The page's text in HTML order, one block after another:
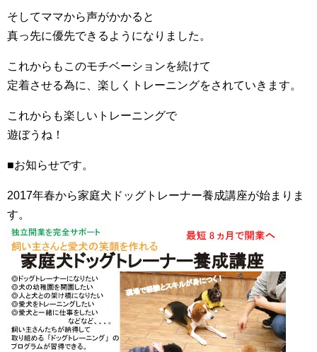
そしてママから声がかかると
真っ先に優先できるようになりました。
これからもこのモチベーションを続けて
定着させる為に、楽しくトレーニングをされていきます。
これからも楽しいトレーニングで
遊ぼうね！
■お知らせです。
2017年春から家庭犬ドッグトレーナー養成講座が始まりま
す。